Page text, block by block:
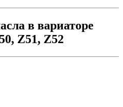
в вариаторе
Z51, Z52